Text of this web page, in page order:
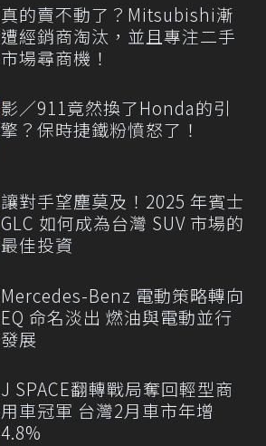
真的賣不動了？Mitsubishi漸
遭經銷商淘汰，並且專注二手
市場尋商機！
影／911竟然換了Honda的引
擎？保時捷鐵粉憤怒了！
讓對手望塵莫及！2025 年賓士
GLC 如何成為台灣 SUV 市場的
最佳投資
Mercedes-Benz 電動策略轉向
EQ 命名淡出 燃油與電動並行
發展
J SPACE翻轉戰局奪回輕型商
用車冠軍 台灣2月車市年增
4.8%